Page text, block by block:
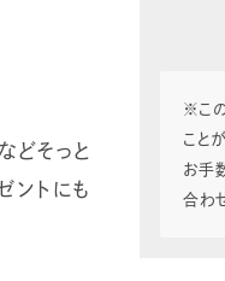
※こ
こと
お手
合わ
どそっと
ントにも